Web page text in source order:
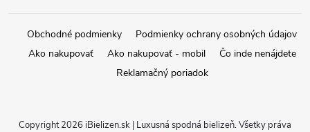
Obchodné podmienky
Podmienky ochrany osobných údajov
Ako nakupovať
Ako nakupovať - mobil
Čo inde nenájdete
Reklamačný poriadok
Copyright 2026 iBielizen.sk | Luxusná spodná bielizeň. Všetky práva